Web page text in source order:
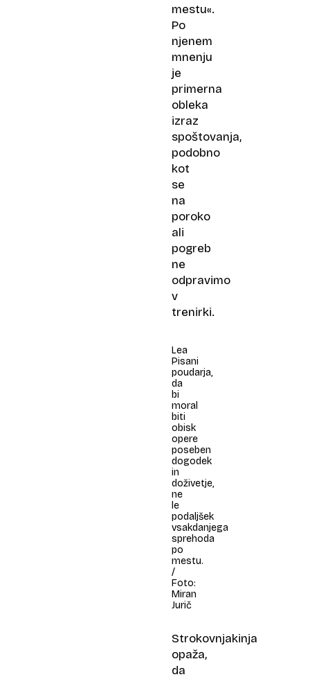
mestu«.
Po
njenem
mnenju
je
primerna
obleka
izraz
spoštovanja,
podobno
kot
se
na
poroko
ali
pogreb
ne
odpravimo
v
trenirki.
Lea
Pisani
poudarja,
da
bi
moral
biti
obisk
opere
poseben
dogodek
in
doživetje,
ne
le
podaljšek
vsakdanjega
sprehoda
po
mestu.
/
Foto:
Miran
Jurič
Strokovnjakinja
opaža,
da